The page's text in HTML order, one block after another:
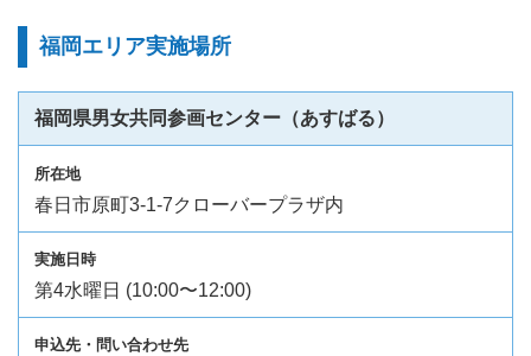
福岡エリア実施場所
福岡県男女共同参画センター（あすばる）
春日市原町3-1-7クローバープラザ内
第4水曜日 (10:00〜12:00)